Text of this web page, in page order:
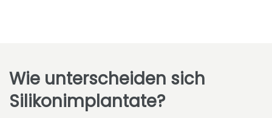
Wie unterscheiden sich
Silikonimplantate?